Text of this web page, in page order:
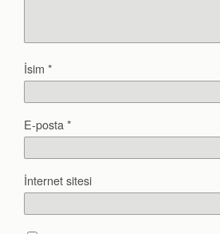
İsim *
E-posta *
İnternet sitesi